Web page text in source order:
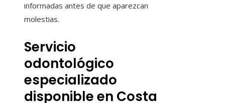
informadas antes de que aparezcan
molestias.
Servicio
odontológico
especializado
disponible en Costa